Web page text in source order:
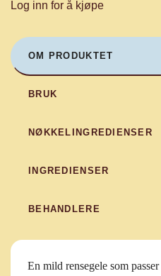
Log inn for å kjøpe
OM PRODUKTET
BRUK
NØKKELINGREDIENSER
INGREDIENSER
BEHANDLERE
En mild rensegele som